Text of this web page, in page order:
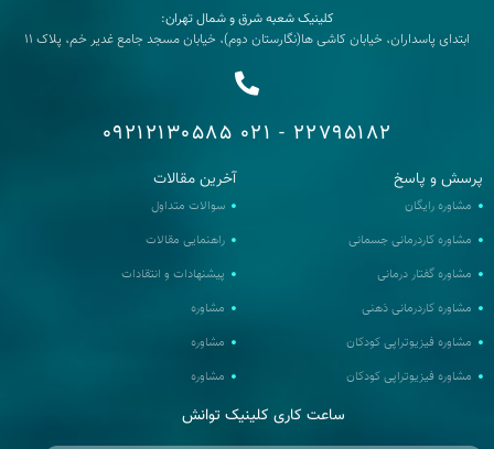
کلینیک شعبه شرق و شمال تهران:
ابتدای پاسداران، خیابان کاشی ها(نگارستان دوم)، خیابان مسجد جامع غدیر خم، پلاک 11
22795182 - 021
09212130585
پرسش و پاسخ
مشاوره رایگان
مشاوره کاردرمانی جسمانی
مشاوره گفتار درمانی
مشاوره کاردرمانی ذهنی
مشاوره فیزیوتراپی کودکان
مشاوره فیزیوتراپی کودکان
آخرین مقالات
سوالات متداول
راهنمایی مقالات
پیشنهادات و انتقادات
مشاوره
مشاوره
مشاوره
ساعت کاری کلینیک توانش